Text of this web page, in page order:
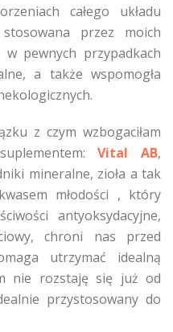
całego układu
przez moich
pewnych przypadkach
a także wspomogła
z czym wzbogaciłam
Vital AB,
mineralne, zioła a tak
młodości , który
antyoksydacyjne,
chroni nas przed
utrzymać idealną
nie rozstaję się już od
przystosowany do